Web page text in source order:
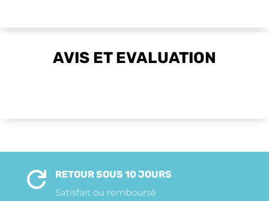
AVIS ET EVALUATION

RETOUR SOUS 10 JOURS
Satisfait ou remboursé